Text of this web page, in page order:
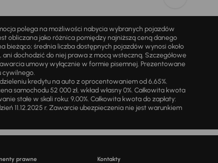
polega na możliwości nabycia wybranych pojazdów
obliczana jako różnica pomiędzy najniższą ceną danego
bieżąco; średnia liczba dostępnych pojazdów wynosi około
dochodzić do niej prawa z mocą wsteczną. Szczegółowe
umowy wyłącznie w formie pisemnej. Prezentowane
cywilnego.
kredytu na auto z oprocentowaniem od 6,65%.
samochodu 52 000 zł, wkład własny 0%. Całkowita kwota
stałe w skali roku: 9,00%. Całkowita kwota do zapłaty:
11.12.2025 r. Zawarcie ubezpieczenia nie jest warunkiem
prawne Kontakty